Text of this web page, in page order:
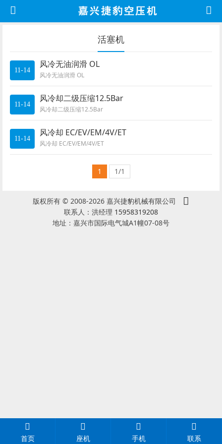
活塞机
11-14
风冷无油润滑 OL
风冷无油润滑 OL
11-14
风冷却二级压缩12.5Bar
风冷却二级压缩12.5Bar
11-14
风冷却 EC/EV/EM/4V/ET
风冷却 EC/EV/EM/4V/ET
1 1/1
版权所有 © 2008-2026 嘉兴捷豹机械有限公司
联系人：洪经理 15958319208
地址：嘉兴市国际电气城A1幢07-08号
首页 座机 手机 联系